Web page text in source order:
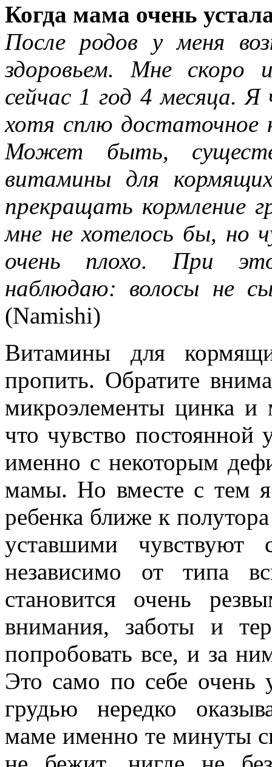
Когда мама очень
После родов у меня
здоровьем. Мне скоро
сейчас 1 год 4 месяца.
хотя сплю достаточное
Может быть,
витамины для
прекращать кормление
мне не хотелось бы, но
очень плохо. При
наблюдаю: волосы не
(Namishi)
Витамины для
пропить. Обратите
микроэлементы цинка и
что чувство постоянной
именно с некоторым
мамы. Но вместе с тем я
ребенка ближе к
уставшими чувствуют
независимо от типа
становится очень
внимания, заботы и
попробовать все, и за
Это само по себе очень
грудью нередко
маме именно те минуты